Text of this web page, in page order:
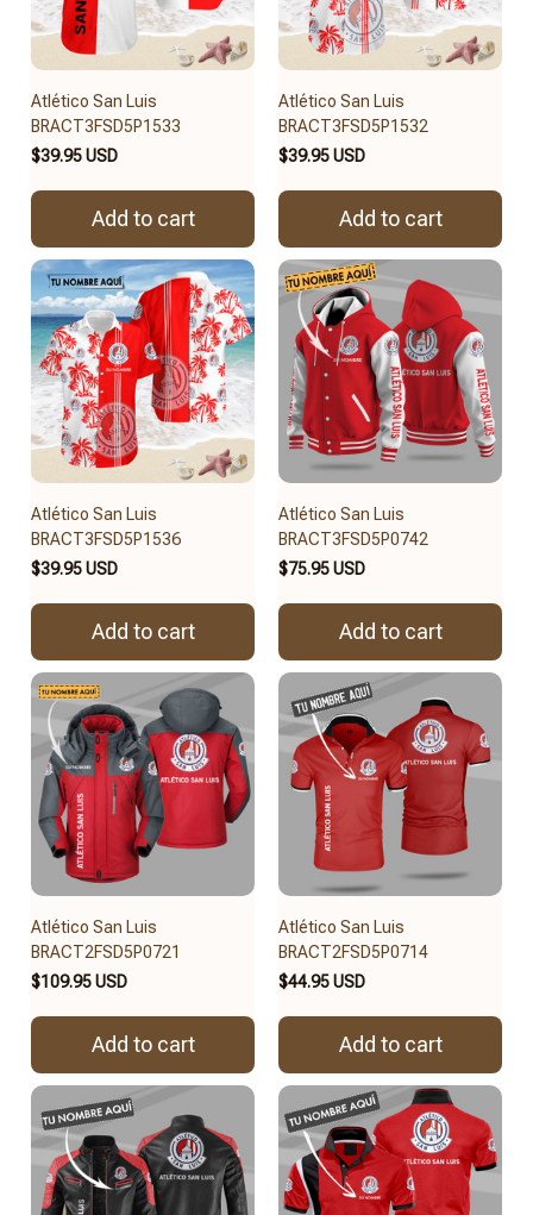
Atlético San Luis
BRACT3FSD5P1533
$39.95 USD
Add to cart
Atlético San Luis
BRACT3FSD5P1532
$39.95 USD
Add to cart
Atlético San Luis
BRACT3FSD5P1536
$39.95 USD
Add to cart
Atlético San Luis
BRACT3FSD5P0742
$75.95 USD
Add to cart
Atlético San Luis
BRACT2FSD5P0721
$109.95 USD
Add to cart
Atlético San Luis
BRACT2FSD5P0714
$44.95 USD
Add to cart